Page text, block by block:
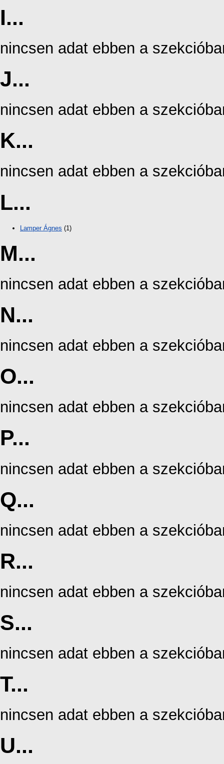
I...
nincsen adat ebben a
J...
nincsen adat ebben a
K...
nincsen adat ebben a
L...
Lamper Ágnes (1)
M...
nincsen adat ebben a
N...
nincsen adat ebben a
O...
nincsen adat ebben a
P...
nincsen adat ebben a
Q...
nincsen adat ebben a
R...
nincsen adat ebben a
S...
nincsen adat ebben a
T...
nincsen adat ebben a
U...